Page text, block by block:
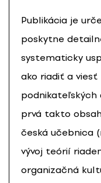
Publikácia je
poskytne
systematicky
ako riadiť a
prvá takto
česká učebnica
vývoj teórií
organizačná